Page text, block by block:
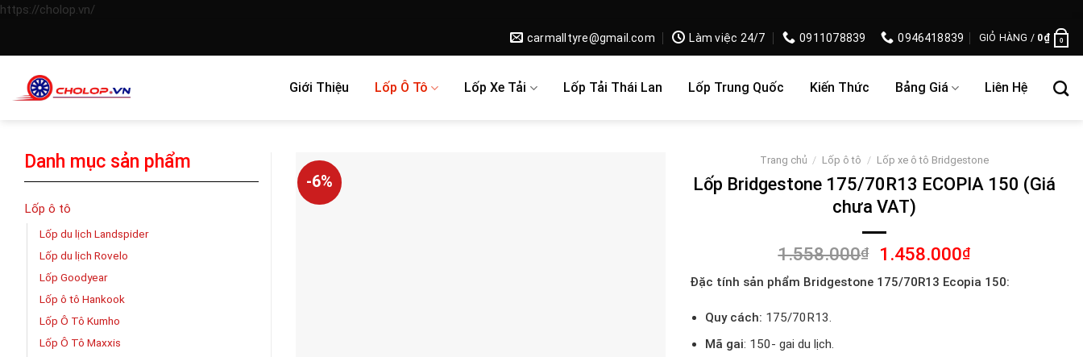
https://cholop.vn/Skip
carmalltyre@gmail.com Làm việc 24/7 0911078839 0946418839 GIỎ HÀNG / 0₫ 0
Giới Thiệu Lốp Ô Tô Lốp Xe Tải Lốp Tải Thái Lan Lốp Trung Quốc Kiến Thức Bảng Giá Liên Hệ
Danh mục sản phẩm
Lốp ô tô
Lốp du lịch Landspider
Lốp du lịch Rovelo
Lốp Goodyear
Lốp ô tô Hankook
Lốp Ô Tô Kumho
Lốp Ô Tô Maxxis
-6%
Trang chủ / Lốp ô tô / Lốp xe ô tô Bridgestone
Lốp Bridgestone 175/70R13 ECOPIA 150 (Giá
chưa VAT)
1.558.000₫
Giá
là:
1.458.000₫Giá
tại
Đặc tính sản phẩm Bridgestone 175/70R13 Ecopia 150:
Quy cách: 175/70R13.
Mã gai: 150- gai du lịch.